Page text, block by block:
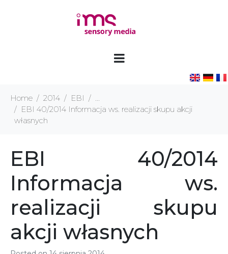
Home 2014 EBI
...
EBI 40/2014 Informacja ws. realizacji skupu akcji
własnych
EBI 40/2014
Informacja ws.
realizacji skupu
akcji własnych